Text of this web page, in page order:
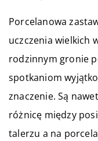
Porcelanowa
uczczenia wielkich
rodzinnym gronie
spotkaniom
znaczenie. Są
różnicę między
talerzu a na